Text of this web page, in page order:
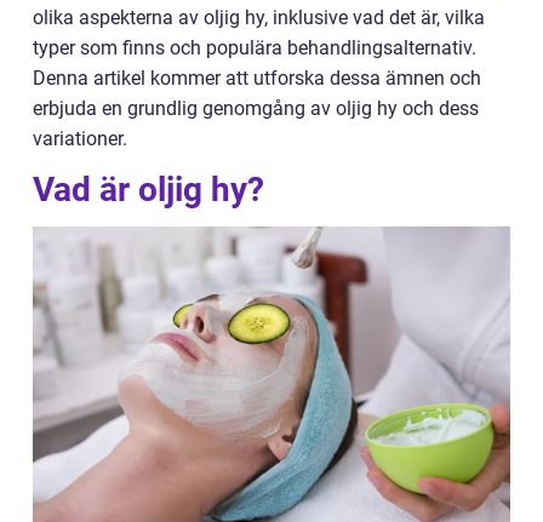
olika aspekterna av oljig hy, inklusive vad det är, vilka
typer som finns och populära behandlingsalternativ.
Denna artikel kommer att utforska dessa ämnen och
erbjuda en grundlig genomgång av oljig hy och dess
variationer.
Vad är oljig hy?